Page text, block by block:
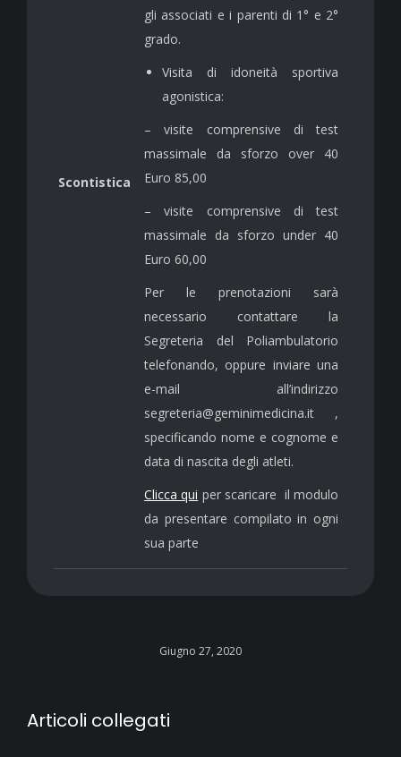
Scontistica
gli associati e i parenti di 1° e 2°
grado.
Visita di idoneità sportiva
agonistica:
– visite comprensive di test
massimale da sforzo over 40
Euro 85,00
– visite comprensive di test
massimale da sforzo under 40
Euro 60,00
Per le prenotazioni sarà
necessario contattare la
Segreteria del Poliambulatorio
telefonando, oppure inviare una
e-mail all’indirizzo
segreteria@geminimedicina.it ,
specificando nome e cognome e
data di nascita degli atleti.
Clicca qui per scaricare il modulo
da presentare compilato in ogni
sua parte
Giugno 27, 2020
Articoli collegati